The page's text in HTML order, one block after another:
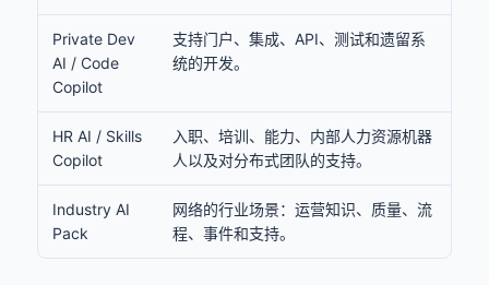
Private Dev
AI / Code
Copilot
支持门户、集成、API、测试和遗留系
统的开发。
HR AI / Skills
Copilot
入职、培训、能力、内部人力资源机器
人以及对分布式团队的支持。
Industry AI
Pack
网络的行业场景：运营知识、质量、流
程、事件和支持。